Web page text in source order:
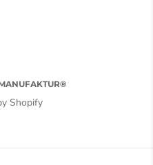
Shopify